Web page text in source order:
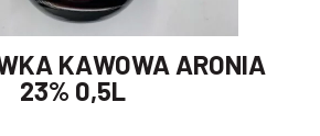
KAWOWA ARONIA
23% 0,5L